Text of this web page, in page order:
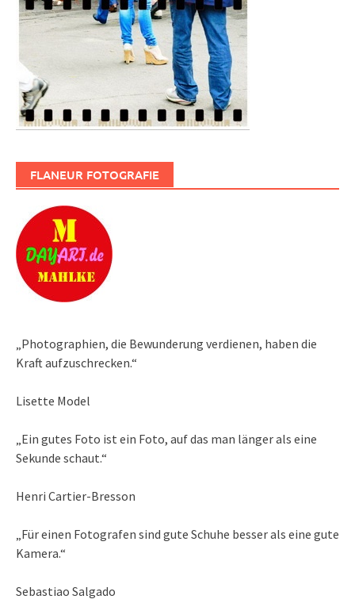
FLANEUR FOTOGRAFIE
„Photographien, die Bewunderung verdienen, haben die
Kraft aufzuschrecken.“
Lisette Model
„Ein gutes Foto ist ein Foto, auf das man länger als eine
Sekunde schaut.“
Henri Cartier-Bresson
„Für einen Fotografen sind gute Schuhe besser als eine gute
Kamera.“
Sebastiao Salgado